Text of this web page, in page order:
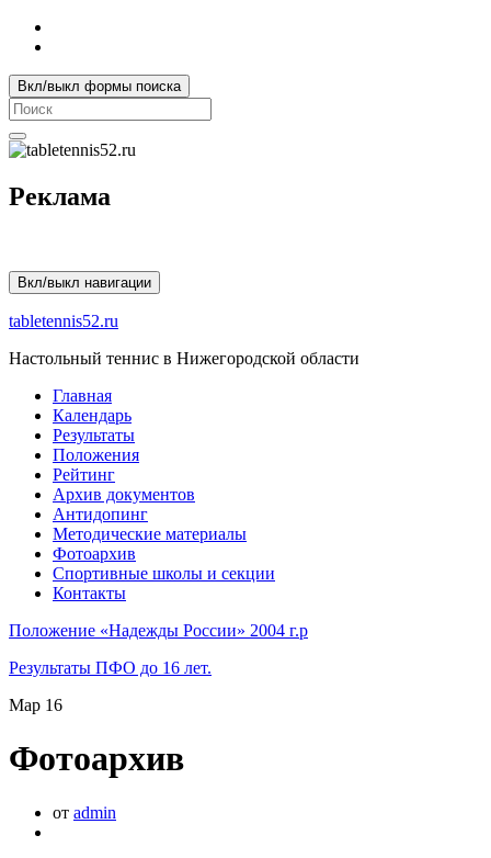
Вкл/выкл формы поиска
Search
for:
Реклама
Вкл/выкл навигации
tabletennis52.ru
Настольный теннис в Нижегородской области
Главная
Календарь
Результаты
Положения
Рейтинг
Архив документов
Антидопинг
Методические материалы
Фотоархив
Спортивные школы и секции
Контакты
Положение «Надежды России» 2004 г.р
Результаты ПФО до 16 лет.
Мар 16
Фотоархив
от admin